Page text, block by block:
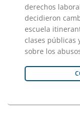
derechos
decidieron
escuela
clases públicas
sobre los